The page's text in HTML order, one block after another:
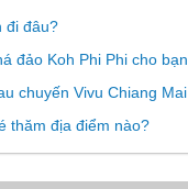
đi đâu?
đảo Koh Phi Phi cho bạn
chuyến Vivu Chiang Mai
thăm địa điểm nào?